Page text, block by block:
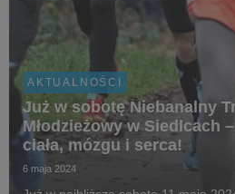
AKTUALNOŚCI
Już w sobotę Niebanalny
Młodzieżowy w Siedlcach
ciała, mózgu i serca!
6 maja 2024